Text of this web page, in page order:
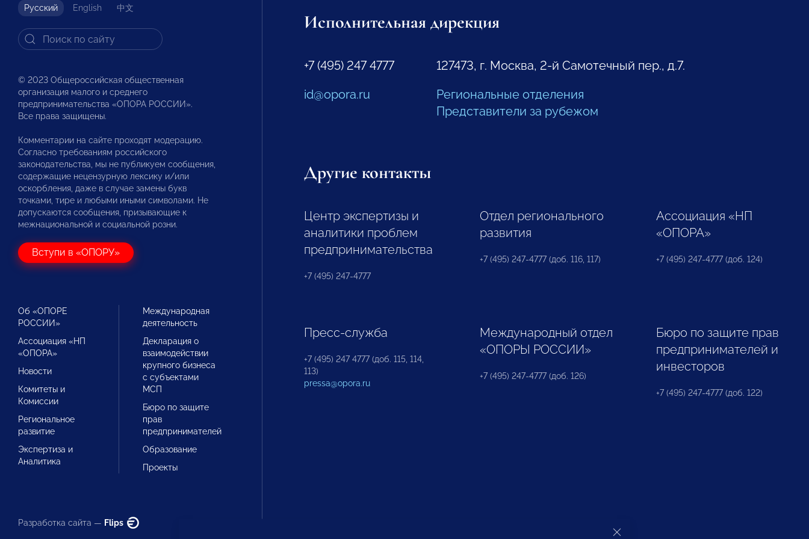
Русский English 中文
© 2023 Общероссийская общественная
организация малого и среднего
предпринимательства «ОПОРА РОССИИ».
Все права защищены.
Комментарии на сайте проходят модерацию.
Согласно требованиям российского
законодательства, мы не публикуем сообщения,
содержащие нецензурную лексику и/или
оскорбления, даже в случае замены букв
точками, тире и любыми иными символами. Не
допускаются сообщения, призывающие к
межнациональной и социальной розни.
Вступи в «ОПОРУ»
Об «ОПОРЕ
РОССИИ»
Ассоциация «НП
«ОПОРА»
Новости
Комитеты и
Комиссии
Региональное
развитие
Экспертиза и
Аналитика
Международная
деятельность
Декларация о
взаимодействии
крупного бизнеса
с субъектами
МСП
Бюро по защите
прав
предпринимателей
Образование
Проекты
Разработка сайта — Flips
Исполнительная дирекция
+7 (495) 247 4777
id@opora.ru
127473, г. Москва, 2-й Самотечный пер., д.7.
Региональные отделения
Представители за рубежом
Другие контакты
Центр экспертизы и
аналитики проблем
предпринимательства
+7 (495) 247-4777
Отдел регионального
развития
+7 (495) 247-4777 (доб. 116, 117)
Ассоциация «НП
«ОПОРА»
+7 (495) 247-4777 (доб. 124)
Пресс-служба
+7 (495) 247 4777 (доб. 115, 114,
113)
pressa@opora.ru
Международный отдел
«ОПОРЫ РОССИИ»
+7 (495) 247-4777 (доб. 126)
Бюро по защите прав
предпринимателей и
инвесторов
+7 (495) 247-4777 (доб. 122)